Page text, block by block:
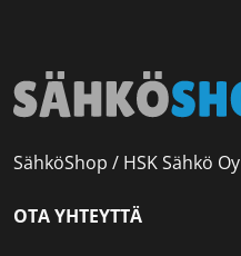
SähköShop / HSK Sähkö Oy
OTA YHTEYTTÄ